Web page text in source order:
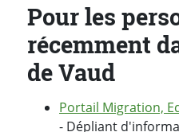
Pour les
récemment
de Vaud
Portail Migration,
- Dépliant